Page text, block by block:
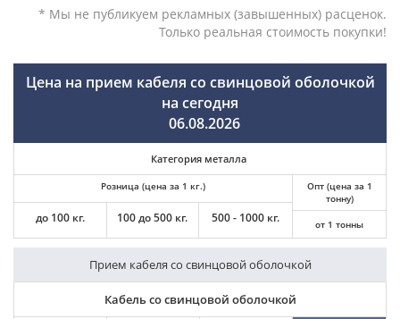
* Мы не публикуем рекламных (завышенных) расценок.
Только реальная стоимость покупки!
Цена на прием кабеля со свинцовой оболочкой
на сегодня
06.08.2026
Категория металла
Розница (цена за 1 кг.)
до 100 кг. 100 до 500 кг. 500 - 1000 кг.
Опт (цена за 1
тонну)
от 1 тонны
Прием кабеля со свинцовой оболочкой
Кабель со свинцовой оболочкой